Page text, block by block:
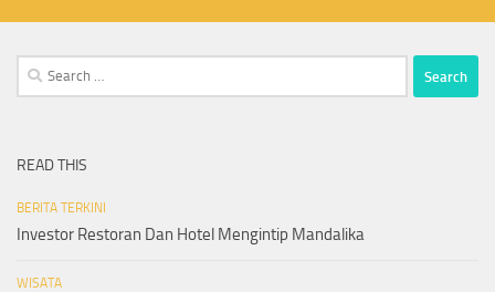
Search
for:
READ THIS
BERITA TERKINI
Investor Restoran Dan Hotel Mengintip Mandalika
WISATA